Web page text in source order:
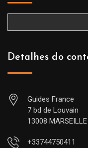
Detalhes do
Guides France
7 bd de Louvain
13008
+33744750411